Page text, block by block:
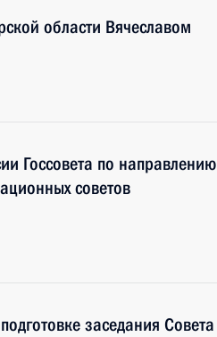
области Вячеславом
Госсовета по направлению
советов
заседания Совета